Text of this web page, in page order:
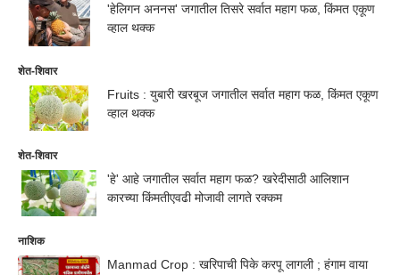
'हेलिगन अननस' जगातील तिसरे सर्वात महाग फळ, किंमत एकूण
व्हाल थक्क
शेत-शिवार
Fruits : युबारी खरबूज जगातील सर्वात महाग फळ, किंमत एकूण
व्हाल थक्क
शेत-शिवार
'हे' आहे जगातील सर्वात महाग फळ? खरेदीसाठी आलिशान
कारच्या किंमतीएवढी मोजावी लागते रक्कम
नाशिक
Manmad Crop : खरिपाची पिके करपू लागली ; हंगाम वाया